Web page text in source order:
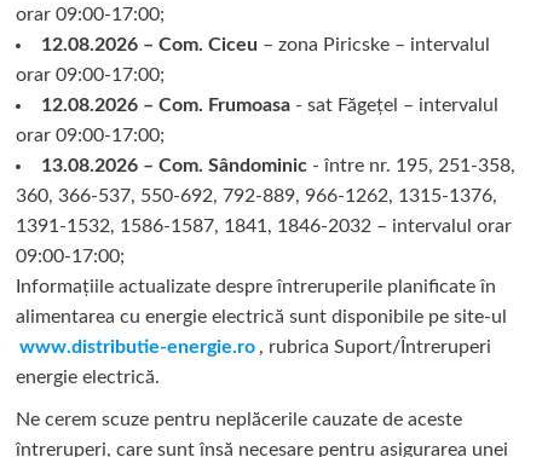
orar 09:00-17:00;
12.08.2026 – Com. Ciceu – zona Piricske – intervalul
orar 09:00-17:00;
12.08.2026 – Com. Frumoasa- sat Făgețel – intervalul
orar 09:00-17:00;
13.08.2026 – Com. Sândominic- între nr. 195, 251-358,
360, 366-537, 550-692, 792-889, 966-1262, 1315-1376,
1391-1532, 1586-1587, 1841, 1846-2032 – intervalul orar
09:00-17:00;
Informațiile actualizate despre întreruperile planificate în
alimentarea cu energie electrică sunt disponibile pe site-ul
www.distributie-energie.ro , rubrica Suport/Întreruperi
energie electrică.
Ne cerem scuze pentru neplăcerile cauzate de aceste
întreruperi, care sunt însă necesare pentru asigurarea unei